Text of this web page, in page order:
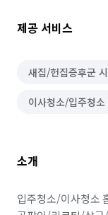
제공 서비스
새집/헌집증후군
이사청소/입주청소
소개
입주청소/이사청소